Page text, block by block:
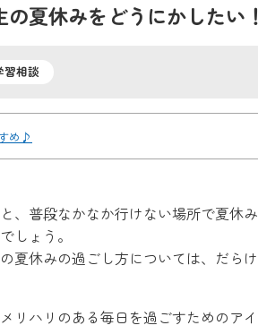
の夏休みをどうにかしたい
習相談
め♪
、普段なかなか行けない場所で夏休
しょう。
夏休みの過ごし方については、だら
リハリのある毎日を過ごすためのア